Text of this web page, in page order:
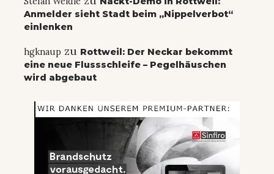
Anmelder sieht Stadt beim „Nippelverbot“
einlenken
hgknaup zu Rottweil: Der Neckar bekommt
eine neue Flussschleife – Pegelhäuschen
wird abgebaut